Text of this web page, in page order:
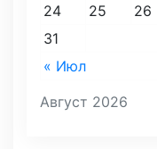
Август 2026
« Июл
24
25 26
31